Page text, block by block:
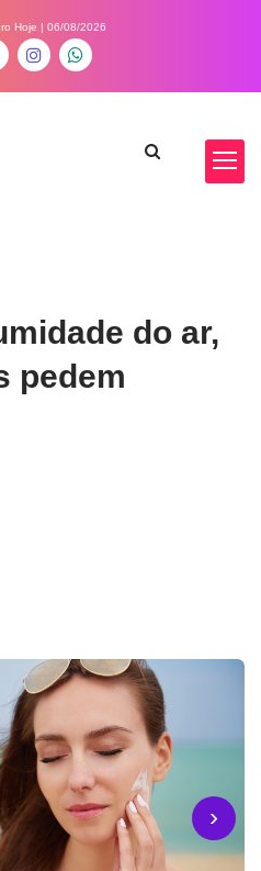
Hoje | 06/08/2026
do ar,
pedem
›